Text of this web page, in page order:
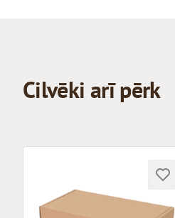
Cilvēki arī pērk